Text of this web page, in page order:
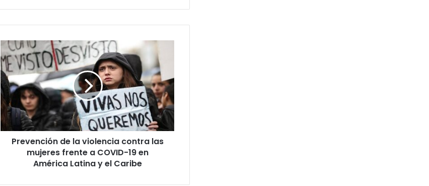
Prevención
de
la
violencia
contra
las
mujeres
frente
a
COVID-
Prevención de la violencia contra las
mujeres frente a COVID-19 en
América Latina y el Caribe